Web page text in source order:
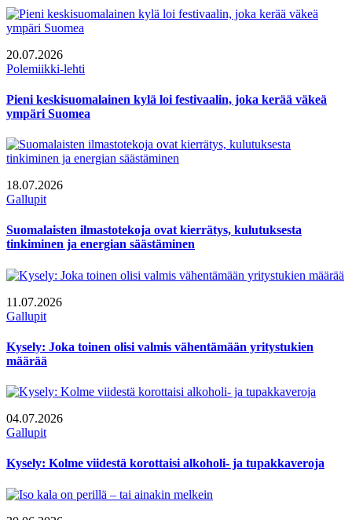
20.07.2026
Polemiikki-lehti
Pieni keskisuomalainen kylä loi festivaalin, joka kerää väkeä
ympäri Suomea
18.07.2026
Gallupit
Suomalaisten ilmastotekoja ovat kierrätys, kulutuksesta
tinkiminen ja energian säästäminen
11.07.2026
Gallupit
Kysely: Joka toinen olisi valmis vähentämään yritystukien
määrää
04.07.2026
Gallupit
Kysely: Kolme viidestä korottaisi alkoholi- ja tupakkaveroja